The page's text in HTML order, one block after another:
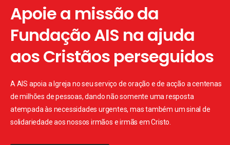
Apoie a missão da
Fundação AIS na ajuda
aos Cristãos perseguidos
A AIS apoia a Igreja no seu serviço de oração e de acção a centenas
de milhões de pessoas, dando não somente uma resposta
atempada às necessidades urgentes, mas também um sinal de
solidariedade aos nossos irmãos e irmãs em Cristo.